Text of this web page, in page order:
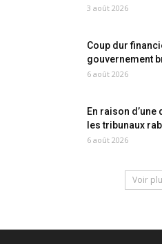
3 août 2026
Coup dur
gouvernement
6 août 2026
En raison
les tribunaux
6 août 2026
Voir